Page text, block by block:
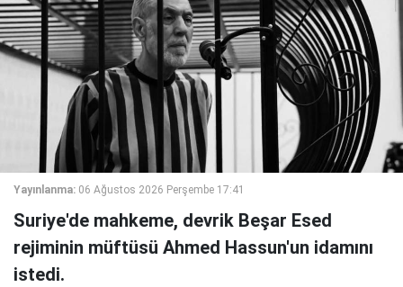
Yayınlanma: 06 Ağustos 2026 Perşembe 17:41
Suriye'de mahkeme, devrik Beşar Esed
rejiminin müftüsü Ahmed Hassun'un idamını
istedi.